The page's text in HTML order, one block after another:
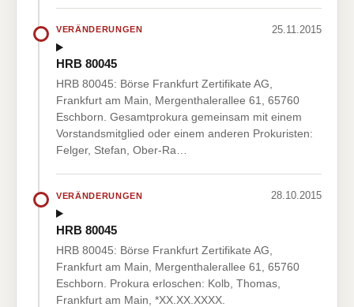
VERÄNDERUNGEN 25.11.2015
HRB 80045
HRB 80045: Börse Frankfurt Zertifikate AG,
Frankfurt am Main, Mergenthalerallee 61, 65760
Eschborn. Gesamtprokura gemeinsam mit einem
Vorstandsmitglied oder einem anderen Prokuristen:
Felger, Stefan, Ober-Ra…
VERÄNDERUNGEN 28.10.2015
HRB 80045
HRB 80045: Börse Frankfurt Zertifikate AG,
Frankfurt am Main, Mergenthalerallee 61, 65760
Eschborn. Prokura erloschen: Kolb, Thomas,
Frankfurt am Main, *XX.XX.XXXX.